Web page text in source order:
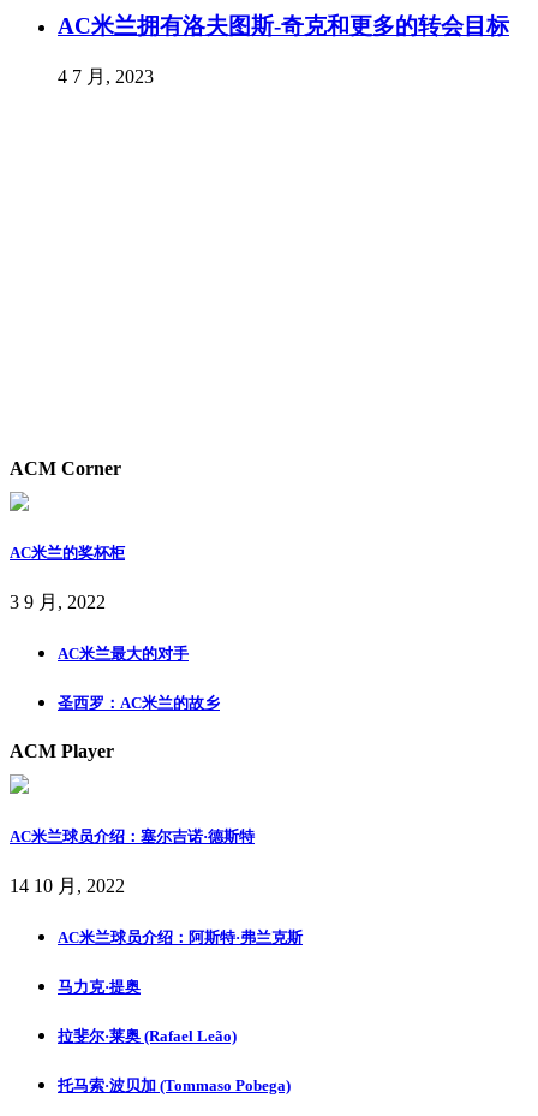
AC米兰拥有洛夫图斯-奇克和更多的转会目标
4 7 月, 2023
ACM Corner
AC米兰的奖杯柜
3 9 月, 2022
AC米兰最大的对手
圣西罗：AC米兰的故乡
ACM Player
AC米兰球员介绍：塞尔吉诺·德斯特
14 10 月, 2022
AC米兰球员介绍：阿斯特·弗兰克斯
马力克·提奥
拉斐尔·莱奥 (Rafael Leão)
托马索·波贝加 (Tommaso Pobega)